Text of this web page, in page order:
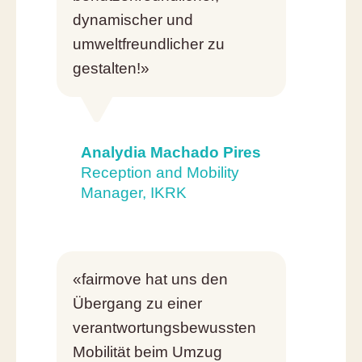
dynamischer und
umweltfreundlicher zu
gestalten!»
Analydia Machado Pires
Reception and Mobility
Manager, IKRK
«fairmove hat uns den
Übergang zu einer
verantwortungsbewussten
Mobilität beim Umzug